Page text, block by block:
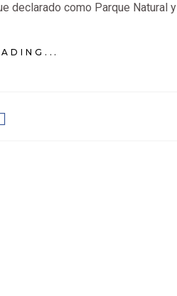
declarado como Parque Natural y